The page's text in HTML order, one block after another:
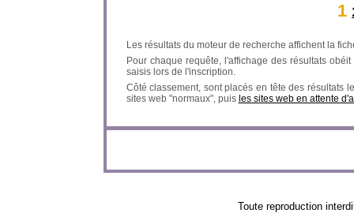
1
Les résultats du moteur de recherche affichent la
Pour chaque requête, l'affichage des résultats
saisis lors de l'inscription.
Côté classement, sont placés en tête des résultats
sites web "normaux", puis les sites web en attente
Toute reproduction